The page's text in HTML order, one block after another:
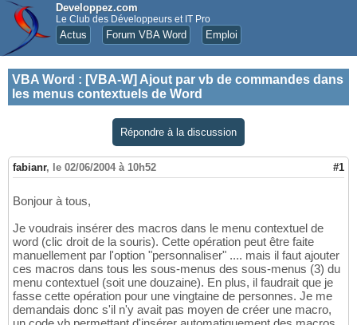
Developpez.com
Le Club des Développeurs et IT Pro
Actus Forum VBA Word Emploi
VBA Word : [VBA-W] Ajout par vb de commandes dans
les menus contextuels de Word
Répondre à la discussion
fabianr, le 02/06/2004 à 10h52 #1
Bonjour à tous,
Je voudrais insérer des macros dans le menu contextuel de
word (clic droit de la souris). Cette opération peut être faite
manuellement par l'option "personnaliser" .... mais il faut ajouter
ces macros dans tous les sous-menus des sous-menus (3) du
menu contextuel (soit une douzaine). En plus, il faudrait que je
fasse cette opération pour une vingtaine de personnes. Je me
demandais donc s'il n'y avait pas moyen de créer une macro,